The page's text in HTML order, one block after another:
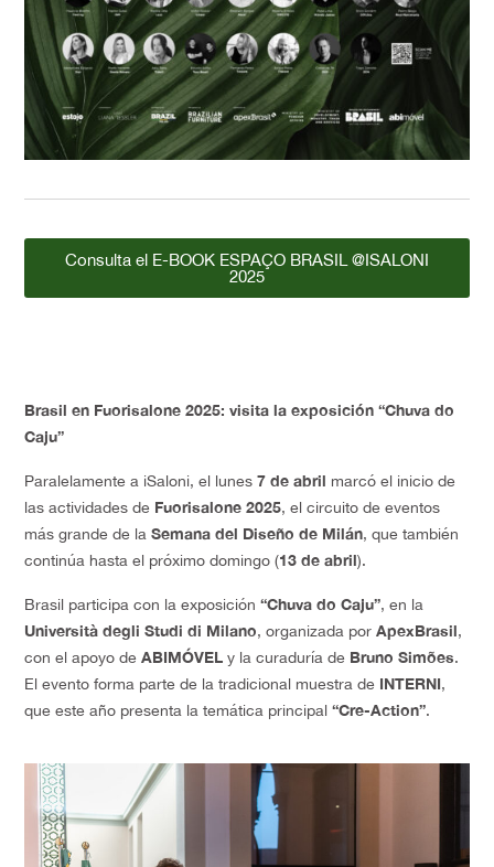
Consulta el E-BOOK ESPAÇO BRASIL @ISALONI
2025
Brasil en Fuorisalone 2025: visita la exposición “Chuva do
Caju”
Paralelamente a iSaloni, el lunes 7 de abril marcó el inicio de
las actividades de Fuorisalone 2025, el circuito de eventos
más grande de la Semana del Diseño de Milán, que también
continúa hasta el próximo domingo (13 de abril).
Brasil participa con la exposición “Chuva do Caju”, en la
Università degli Studi di Milano, organizada por ApexBrasil,
con el apoyo de ABIMÓVEL y la curaduría de Bruno Simões.
El evento forma parte de la tradicional muestra de INTERNI,
que este año presenta la temática principal “Cre-Action”.